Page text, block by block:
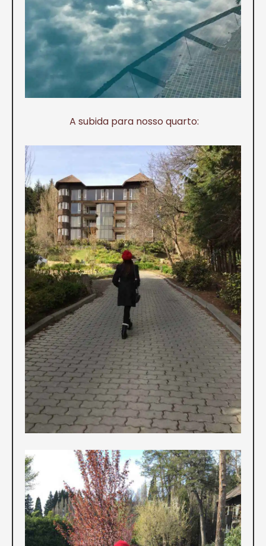
A subida para nosso quarto: